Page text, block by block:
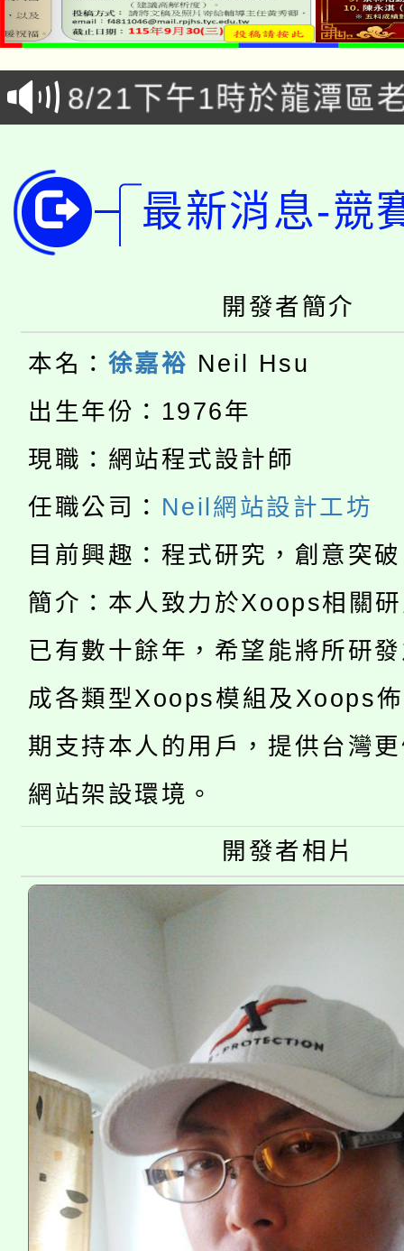
「本色祭」8/29、30在
場熱烈登場!
8/21下午1時於龍潭區
徵才活動。
YOUNG桃局內行報名
局官網。
8月14至27日，桃園電
開!
115年桃園市運動會8/
視費優惠，中低收入戶
半價優惠，詳情可洽有
者。
大園自造教育及科技
份教師增能研習
大溪自造教育及科技中
份教師研習
淨零綠生活教案入校路
會
115年食農教育專業人
程
「本色祭」8/29、30在
場熱烈登場!
8/21下午1時於龍潭區
徵才活動。
局官網。
8月14至27日，桃園電
115年桃園市運動會8/
田徑場及游泳池舉行。
桃園市低收入戶享有免
視費優惠，中低收入戶
半價優惠，詳情可洽有
者。
大園自造教育及科技中
份教師增能研習
大溪自造教育及科技中
份教師研習
淨零綠生活教案入校路
115年食農教育專業人
最新消息-競
開發者簡介
本名： 徐嘉裕 Neil Hsu
出生年份：1976年
現職：網站程式設計師
任職公司： Neil網站設計工坊
目前興趣：程式研究，創意突
簡介：本人致力於Xoops相關
已有數十餘年，希望能將所研
成各類型Xoops模組及Xoops
期支持本人的用戶，提供台灣
網站架設環境。
開發者相片